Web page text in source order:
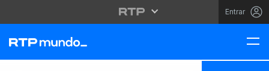
Entrar